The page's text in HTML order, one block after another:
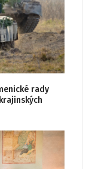
rady